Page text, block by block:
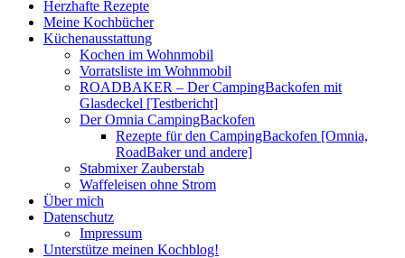
Herzhafte Rezepte
Meine Kochbücher
Küchenausstattung
Kochen im Wohnmobil
Vorratsliste im Wohnmobil
ROADBAKER – Der CampingBackofen mit
Glasdeckel [Testbericht]
Der Omnia CampingBackofen
Rezepte für den CampingBackofen [Omnia,
RoadBaker und andere]
Stabmixer Zauberstab
Waffeleisen ohne Strom
Über mich
Datenschutz
Impressum
Unterstütze meinen Kochblog!